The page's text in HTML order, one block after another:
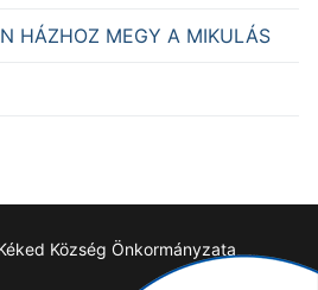
HÁZHOZ MEGY A MIKULÁS
Község Önkormányzata